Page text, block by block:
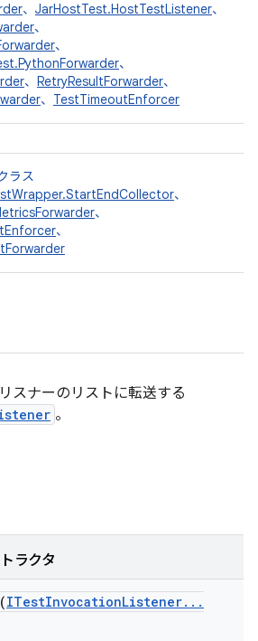
、 JarHostTest.HostTestListener、
、
、
、
、 RetryResultForwarder、
、 TestTimeoutEnforcer
ラス
、
、
、
スナーのリストに転送する
。
ラクタ
(ITestInvocationListener. . .